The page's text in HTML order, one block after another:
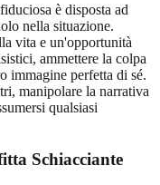
è disposta ad
nella situazione.
vita e un'opportunità
ammettere la colpa
immagine perfetta di sé.
manipolare la narrativa
qualsiasi
Schiacciante